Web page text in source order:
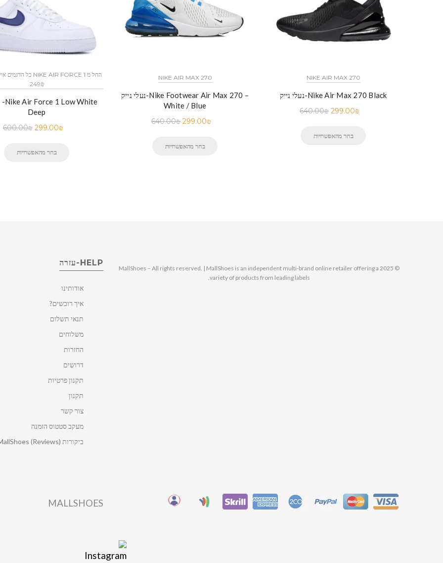
249₪
Deep
600.00₪ 299.00₪
בחר מהאפשרויות
NIKE AIR MAX 270
נעלי נייק-Nike Footwear Air Max 270 –
White / Blue
640.00₪ 299.00₪
בחר מהאפשרויות
NIKE AIR MAX 270
נעלי נייק-Nike Air Max 270 Black
640.00₪ 299.00₪
בחר מהאפשרויות
HELP-עזרה
אודותינו
איך רוכשים?
תנאי תשלום
משלוחים
החזרות
דרושים
תקנון פרטיות
תקנון
צור קשר
מעקב סטטוס הזמנה
ביקורות MallShoes (Reviews)
© 2025 MallShoes – All rights reserved. | MallShoes is an independent multi-brand online retailer offering a
variety of products from leading labels.
MALLSHOES